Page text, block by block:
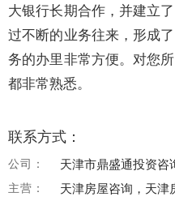
大银行长期合作，并建立
过不断的业务往来，形成
务的办里非常方便。对您
都非常熟悉。
联系方式：
公司： 天津市鼎盛通投资咨
主营： 天津房屋咨询，天津